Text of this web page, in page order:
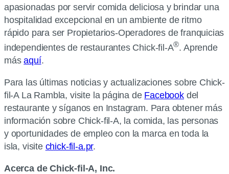
apasionadas por servir comida deliciosa y brindar una
hospitalidad excepcional en un ambiente de ritmo
rápido para ser Propietarios-Operadores de franquicias
independientes de restaurantes Chick-fil-A®. Aprende
másaquí.
Para las últimas noticias y actualizaciones sobre Chick-
fil-A La Rambla, visite la página de Facebookdel
restaurante y síganos en Instagram. Para obtener más
información sobre Chick-fil-A, la comida, las personas
y oportunidades de empleo con la marca en toda la
isla, visite chick-fil-a.pr.
Acerca de Chick-fil-A, Inc.